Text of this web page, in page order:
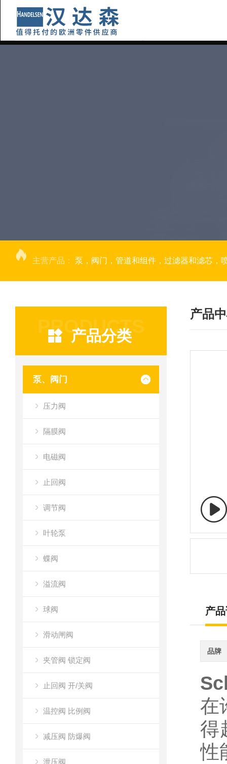
主营产品： 泵，阀门，管道和组件，过滤器和滤芯，
PRODUCTS
产品分类
泵、阀门
压力阀
隔膜阀
电磁阀
止回阀
调节阀
叶轮泵
蝶阀
溢流阀
球阀
滑动闸阀
夹管阀 锁定阀
止回阀 开/关阀
温控阀 比例阀
减压阀 防爆阀
泄压阀
产品
产
品牌
在
得
性